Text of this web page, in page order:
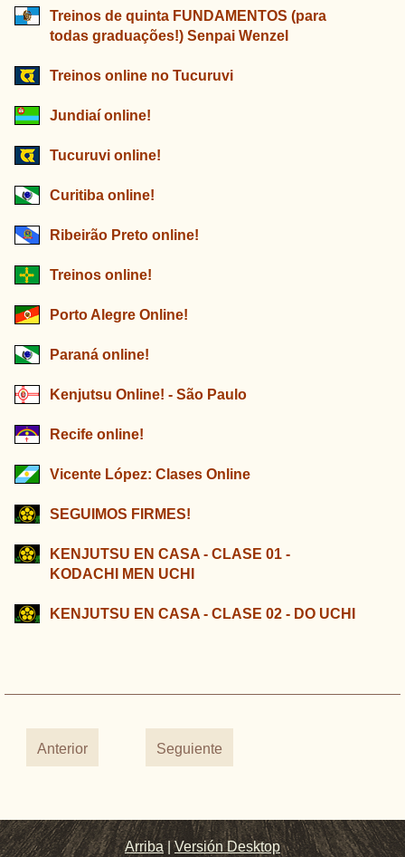
Treinos de quinta FUNDAMENTOS (para
todas graduações!) Senpai Wenzel
Treinos online no Tucuruvi
Jundiaí online!
Tucuruvi online!
Curitiba online!
Ribeirão Preto online!
Treinos online!
Porto Alegre Online!
Paraná online!
Kenjutsu Online! - São Paulo
Recife online!
Vicente López: Clases Online
SEGUIMOS FIRMES!
KENJUTSU EN CASA - CLASE 01 -
KODACHI MEN UCHI
KENJUTSU EN CASA - CLASE 02 - DO UCHI
Anterior Seguiente
Arriba |Versión Desktop